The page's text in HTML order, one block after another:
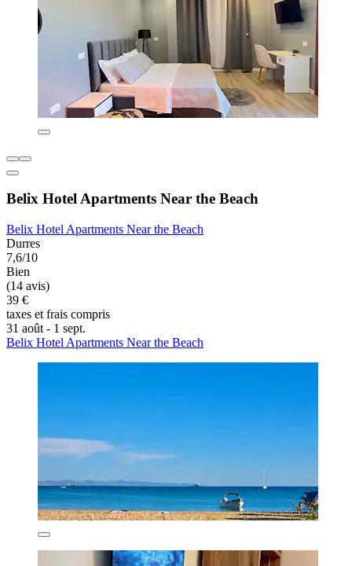
Belix Hotel Apartments Near the Beach
Belix Hotel Apartments Near the Beach
Durres
7,6/10
Bien
(14 avis)
39 €
taxes et frais compris
31 août - 1 sept.
Belix Hotel Apartments Near the Beach